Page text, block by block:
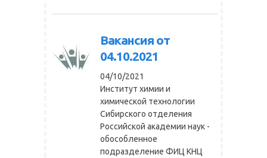
Вакансия от
04.10.2021
04/10/2021
Институт химии и
химической технологии
Сибирского отделения
Российской академии наук -
обособленное
подразделение ФИЦ КНЦ